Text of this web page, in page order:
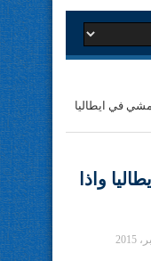
في ايطاليا
واذا